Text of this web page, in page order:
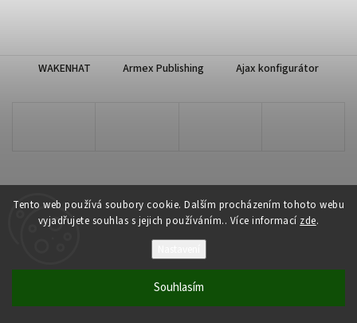
Tento web používá soubory cookie. Dalším procházením tohoto webu
vyjadřujete souhlas s jejich používáním.. Více informací zde.
Souhlasím
WAKENHAT Armex Publishing Ajax konfigurátor
WAKENHAT e-shop. Všechna práva vyhrazena.